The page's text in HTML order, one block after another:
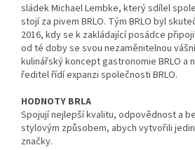
sládek Michael Lembke, který sdílel
stojí za pivem BRLO. Tým BRLO byl
2016, kdy se k zakládající posádce
od té doby se svou nezaměnitelnou
kulinářský koncept gastronomie BRLO a
ředitel řídí expanzi společnosti BRLO.
HODNOTY BRLA
Spojují nejlepší kvalitu, odpovědnost a
stylovým způsobem, abych vytvořili
značky.